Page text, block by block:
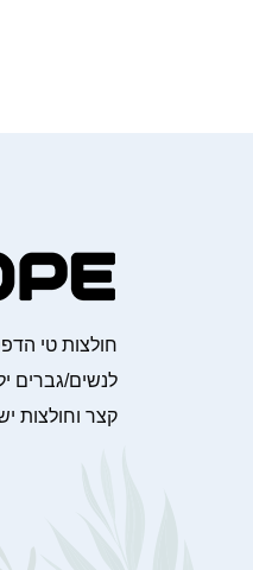
חולצות טי
לנשים/גברים
קצר וחולצות